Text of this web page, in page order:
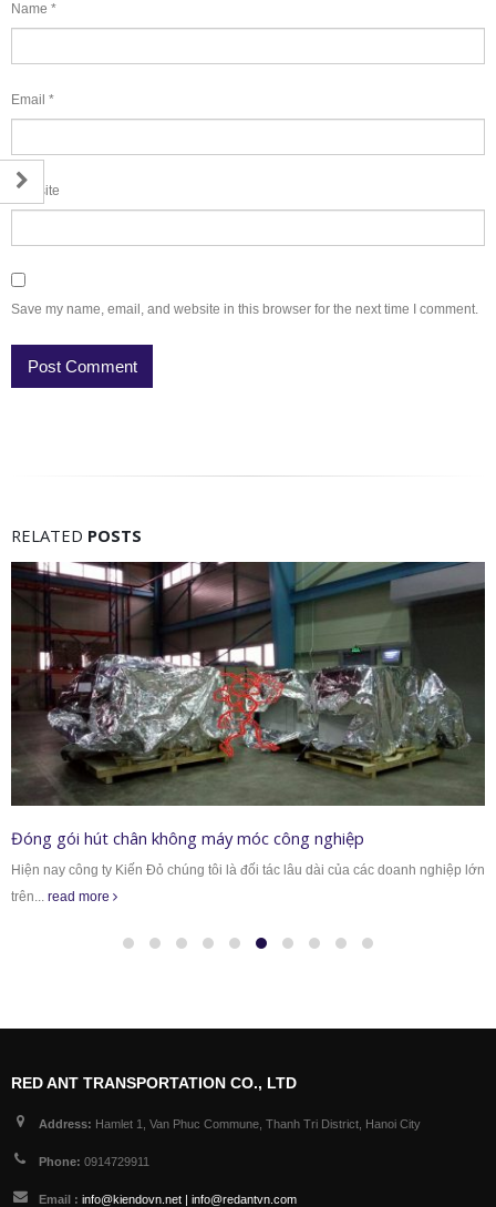
Name *
Email *
Website
Save my name, email, and website in this browser for the next time I comment.
RELATED POSTS
Đóng gói hút chân không máy móc công nghiệp
Hiện nay công ty Kiến Đỏ chúng tôi là đối tác lâu dài của các doanh nghiệp lớn
trên... read more
RED ANT TRANSPORTATION CO., LTD
Address: Hamlet 1, Van Phuc Commune, Thanh Tri District, Hanoi City
Phone: 0914729911
Email : info@kiendovn.net | info@redantvn.com